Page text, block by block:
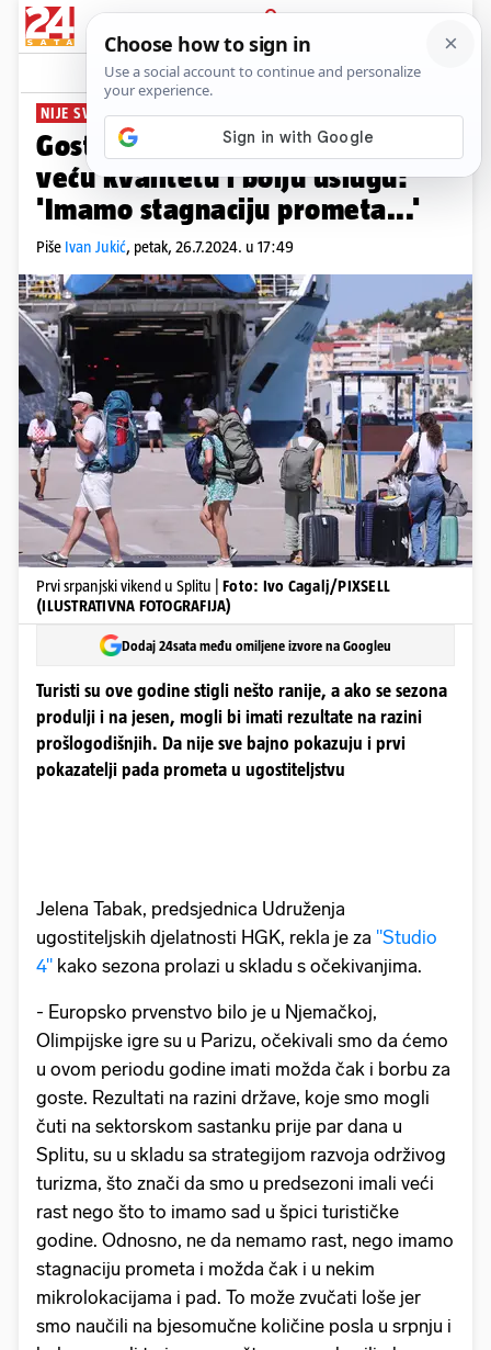
PRIJAVA
News Komentari
NIJE SVE BAJ
Gosti troše manje, ali očekuju
veću kvalitetu i bolju uslugu:
'Imamo stagnaciju prometa...'
Piše Ivan Jukić, petak, 26.7.2024. u 17:49
Prvi srpanjski vikend u Splitu | Foto: Ivo Cagalj/PIXSELL
(ILUSTRATIVNA FOTOGRAFIJA)
Dodaj 24sata među omiljene izvore na Googleu
Turisti su ove godine stigli nešto ranije, a ako se sezona
produlji i na jesen, mogli bi imati rezultate na razini
prošlogodišnjih. Da nije sve bajno pokazuju i prvi
pokazatelji pada prometa u ugostiteljstvu
Jelena Tabak, predsjednica Udruženja
ugostiteljskih djelatnosti HGK, rekla je za "Studio
4" kako sezona prolazi u skladu s očekivanjima.
- Europsko prvenstvo bilo je u Njemačkoj,
Olimpijske igre su u Parizu, očekivali smo da ćemo
u ovom periodu godine imati možda čak i borbu za
goste. Rezultati na razini države, koje smo mogli
čuti na sektorskom sastanku prije par dana u
Splitu, su u skladu sa strategijom razvoja održivog
turizma, što znači da smo u predsezoni imali veći
rast nego što to imamo sad u špici turističke
godine. Odnosno, ne da nemamo rast, nego imamo
stagnaciju prometa i možda čak i u nekim
mikrolokacijama i pad. To može zvučati loše jer
smo naučili na bjesomučne količine posla u srpnju i